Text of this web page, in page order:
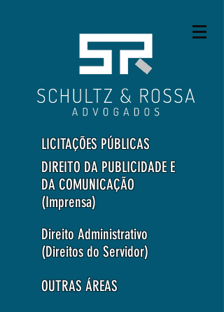
LICITAÇÕES PÚBLICAS
DIREITO DA PUBLICIDADE E
DA COMUNICAÇÃO
(Imprensa)
Direito Administrativo
(Direitos do Servidor)
OUTRAS ÁREAS